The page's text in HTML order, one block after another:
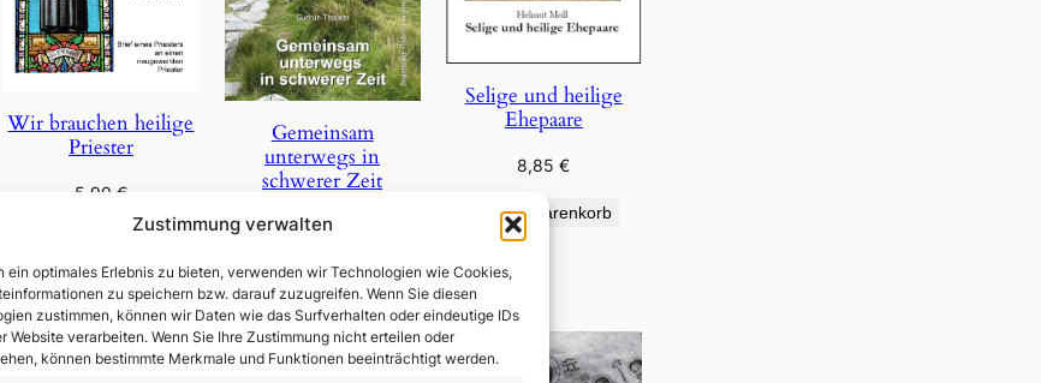
Zustimmung verwalten
ein optimales Erlebnis zu bieten, verwenden wir Technologien wie Cookies,
zu speichern bzw. darauf zuzugreifen. Wenn Sie diesen
zustimmen, können wir Daten wie das Surfverhalten oder eindeutige IDs
Website verarbeiten. Wenn Sie Ihre Zustimmung nicht erteilen oder
können bestimmte Merkmale und Funktionen beeinträchtigt werden.
Wir brauchen heilige
Priester
5,90 €
Gemeinsam
unterwegs in
schwerer Zeit
29,85
In den Warenkorb
Selige und heilige
Ehepaare
8,85€
In den Warenkorb